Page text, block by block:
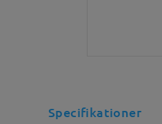
Specifikationer